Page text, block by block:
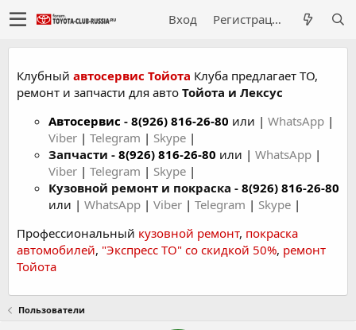
Вход Регистрация
Клубный автосервис Тойота Клуба предлагает ТО,
ремонт и запчасти для авто Тойота и Лексус
Автосервис - 8(926) 816-26-80 или | WhatsApp |
Viber | Telegram | Skype |
Запчасти - 8(926) 816-26-80 или | WhatsApp |
Viber | Telegram | Skype |
Кузовной ремонт и покраска - 8(926) 816-26-80
или | WhatsApp | Viber | Telegram | Skype |
Профессиональный кузовной ремонт, покраска
автомобилей, "Экспресс ТО" со скидкой 50%, ремонт
Тойота
Пользователи